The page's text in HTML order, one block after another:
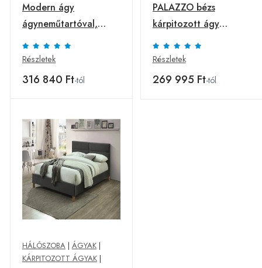
Modern ágy
ágyneműtartóval,
szürke anyag,
SANTOLA 180x200
Részletek
316 840 Ft-tól
PALAZZO bézs
kárpitozott ágy
160x200 cm
Részletek
269 995 Ft-tól
HÁLÓSZOBA | ÁGYAK |
KÁRPITOZOTT ÁGYAK |